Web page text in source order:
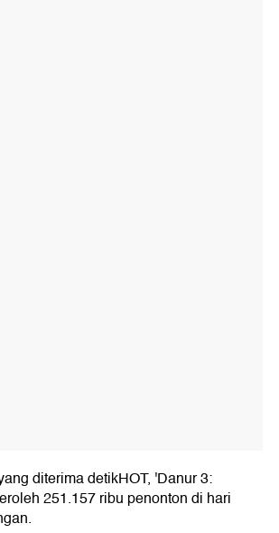
diterima detikHOT, 'Danur 3:
251.157 ribu penonton di hari